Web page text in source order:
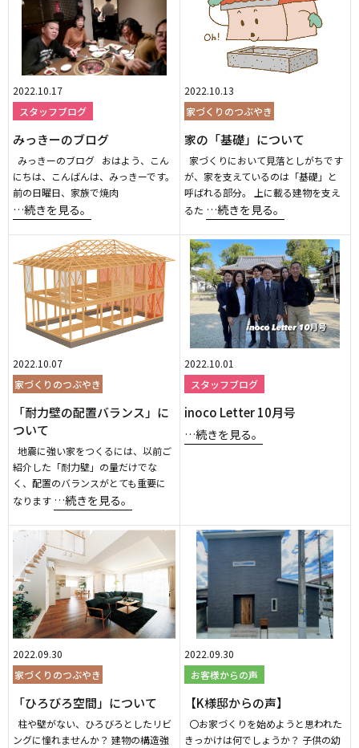
2022.10.17
スタッフブログ
みっきーのブログ
みっきーのブログ おはよう、こん
にちは、こんばんは、みっきーです。
前の日曜日、家族で焼肉
…続きを見る。
2022.10.13
家づくりのつぶやき
家の「基礎」について
家づくりにおいて見落としがちです
が、家を支えているのは「基礎」と
呼ばれる部分。 上に載る建物を支え
るた …続きを見る。
2022.10.07
家づくりのつぶやき
「耐力壁の配置バランス」に
ついて
地震に強い家をつくるには、以前ご
紹介した「耐力壁」の量だけでな
く、配置のバランスがとても重要に
なります …続きを見る。
2022.10.01
スタッフブログ
inoco Letter 10月号
…続きを見る。
2022.09.30
家づくりのつぶやき
「ひろびろ空間」について
柱や壁がない、ひろびろとしたリビ
ングに憧れませんか？ 建物の構造強
2022.09.30
お客様からの声
【K様邸からの声】
〇お家づくりを始めようと思われた
きっかけは何でしょうか？ 子供の幼